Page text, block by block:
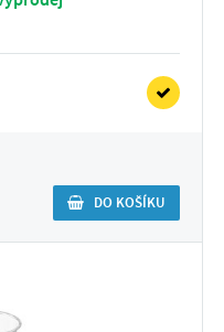
DO KOŠÍKU